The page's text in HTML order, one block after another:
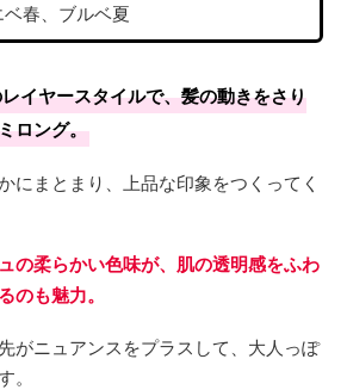
春、ブルベ夏
イヤースタイルで、髪の動きをさり
ロング。
にまとまり、上品な印象をつくってく
の柔らかい色味が、肌の透明感をふわ
のも魅力。
がニュアンスをプラスして、大人っぽ